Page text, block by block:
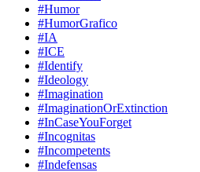
#Humor
#HumorGrafico
#IA
#ICE
#Identify
#Ideology
#Imagination
#ImaginationOrExtinction
#InCaseYouForget
#Incognitas
#Incompetents
#Indefensas